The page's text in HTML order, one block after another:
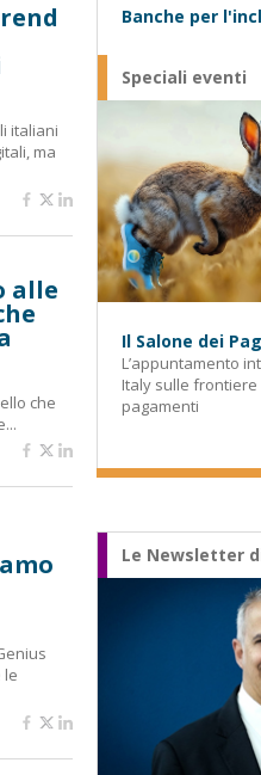
italiani
ma
alle
che
le
Banche per
Speciali eventi
Il Salone dei
L’appuntamento
Italy sulle frontiere
pagamenti
Le Newsletter